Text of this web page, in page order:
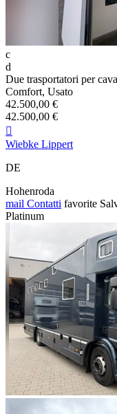
c
d
Due trasportatori per
Comfort, Usato
42.500,00 €
42.500,00 €

Wiebke Lippert
DE
Hohenroda
mail Contatti favorite
Platinum